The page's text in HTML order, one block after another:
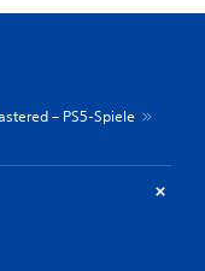
– PS5-Spiele